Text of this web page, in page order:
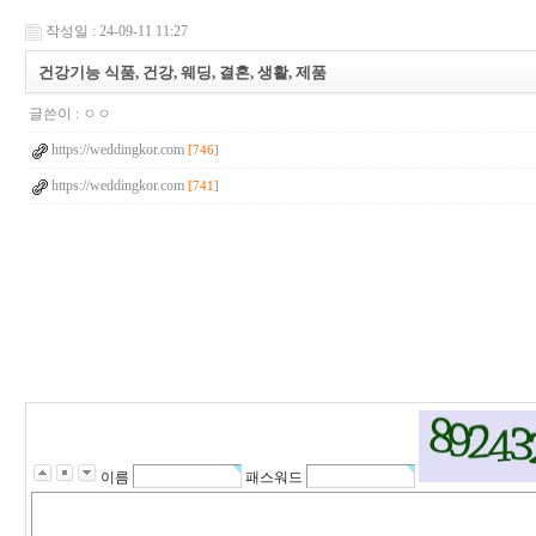
작성일 : 24-09-11 11:27
건강기능 식품, 건강, 웨딩, 결혼, 생활, 제품
글쓴이 : ㅇㅇ
https://weddingkor.com [746]
https://weddingkor.com [741]
이름 패스워드